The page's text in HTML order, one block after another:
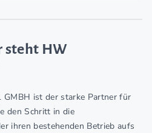
steht HW
GMBH ist der starke Partner für
den Schritt in die
ihren bestehenden Betrieb aufs